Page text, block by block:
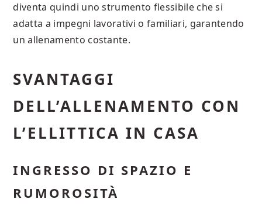
diventa quindi uno strumento flessibile che si
adatta a impegni lavorativi o familiari, garantendo
un allenamento costante.
SVANTAGGI
DELL’ALLENAMENTO CON
L’ELLITTICA IN CASA
INGRESSO DI SPAZIO E
RUMOROSITÀ